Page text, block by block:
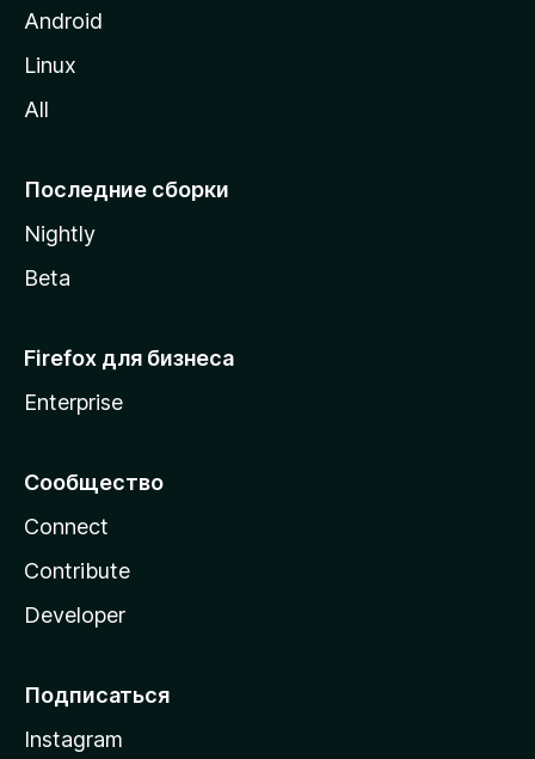
M
i
l
Android
Linux
All
Последние сборки
Nightly
Beta
Firefox для бизнеса
Enterprise
Сообщество
Connect
Contribute
Developer
Подписаться
Instagram